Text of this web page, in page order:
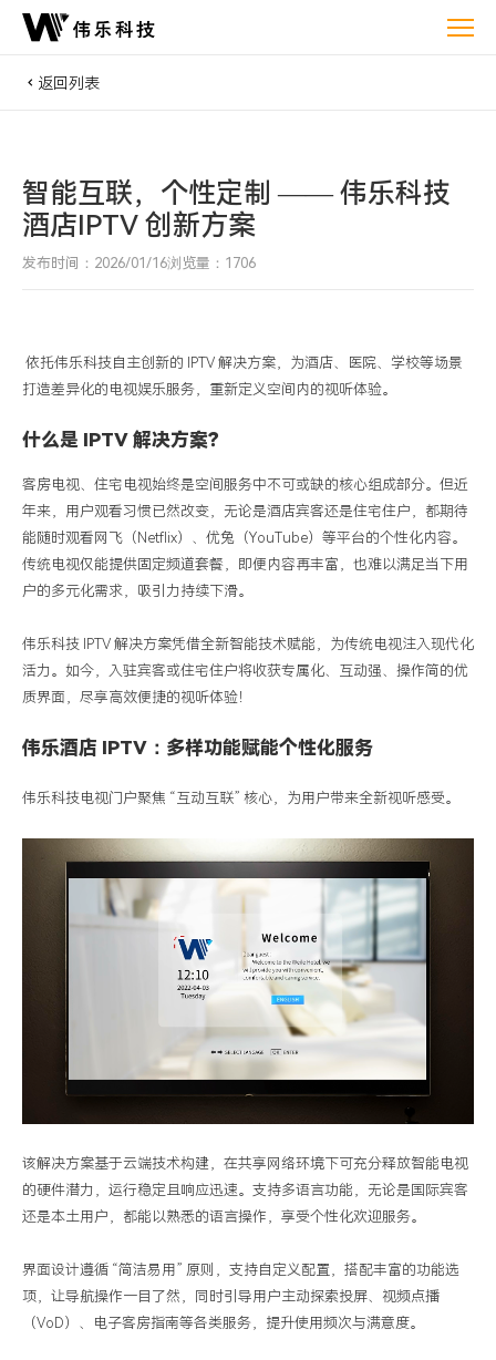
——
返回列表
智能互联，个性定制 —— 伟乐科技
酒店IPTV 创新方案
发布时间：2026/01/16浏览量：1706
依托伟乐科技自主创新的 IPTV 解决方案，为酒店、医院、学校等场景
打造差异化的电视娱乐服务，重新定义空间内的视听体验。
什么是 IPTV 解决方案？
客房电视、住宅电视始终是空间服务中不可或缺的核心组成部分。但近
年来，用户观看习惯已然改变，无论是酒店宾客还是住宅住户，都期待
能随时观看网飞（ Netflix）、优兔（YouTube）等平台的个性化内容。
传统电视仅能提供固定频道套餐，即便内容再丰富，也难以满足当下用
户的多元化需求，吸引力持续下滑。
伟乐科技 IPTV 解决方案凭借全新智能技术赋能，为传统电视注入现代化
活力。如今，入驻宾客或住宅住户将收获专属化、互动强、操作简的优
质界面，尽享高效便捷的视听体验！
伟乐酒店 IPTV ： 多样功能赋能个性化服务
伟乐科技电视门户聚焦 “互动互联” 核心，为用户带来全新视听感受。
该解决方案基于云端技术构建，在共享网络环境下可充分释放智能电视
的硬件潜力，运行稳定且响应迅速。支持多语言功能，无论是国际宾客
还是本土用户，都能以熟悉的语言操作，享受个性化欢迎服务。
界面设计遵循 “简洁易用” 原则，支持自定义配置，搭配丰富的功能选
项，让导航操作一目了然，同时引导用户主动探索投屏、视频点播
（VoD ）、电子客房指南等各类服务，提升使用频次与满意度。